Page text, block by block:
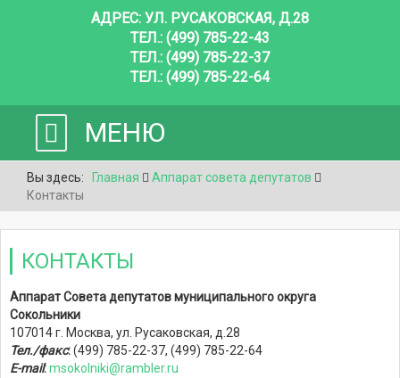
АДРЕС: УЛ. РУСАКОВСКАЯ, Д.28
ТЕЛ.: (499) 785-22-43
ТЕЛ.: (499) 785-22-37
ТЕЛ.: (499) 785-22-64
МЕНЮ
Вы здесь: Главная
Аппарат совета депутатов
Контакты
КОНТАКТЫ
Аппарат Совета депутатов муниципального округа
Сокольники
107014 г. Москва, ул. Русаковская, д.28
Тел./факс:(499) 785-22-37, (499) 785-22-64
E-mail:msokolniki@rambler.ru